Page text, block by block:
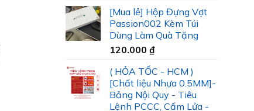
[Mua lẻ] Hộp Đựng Vợt
Passion002 Kèm Túi
Dùng Làm Quà Tặng
120.000 ₫
( HỎA TỐC - HCM )
[Chất liệu Nhựa 0.5MM]-
Bảng Nội Quy - Tiêu
Lệnh PCCC, Cấm Lửa -